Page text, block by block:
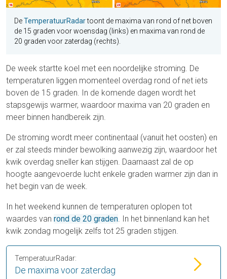
DeTemperatuurRadartoont de maxima van rond of net boven
de 15 graden voor woensdag (links) en maxima van rond de
20 graden voor zaterdag (rechts).
De week startte koel met een noordelijke stroming. De
temperaturen liggen momenteel overdag rond of net iets
boven de 15 graden. In de komende dagen wordt het
stapsgewijs warmer, waardoor maxima van 20 graden en
meer binnen handbereik zijn.
De stroming wordt meer continentaal (vanuit het oosten) en
er zal steeds minder bewolking aanwezig zijn, waardoor het
kwik overdag sneller kan stijgen. Daarnaast zal de op
hoogte aangevoerde lucht enkele graden warmer zijn dan in
het begin van de week.
In het weekend kunnen de temperaturen oplopen tot
waardes van rond de 20 graden. In het binnenland kan het
kwik zondag mogelijk zelfs tot 25 graden stijgen.
De maxima voor zaterdag
TemperatuurRadar: